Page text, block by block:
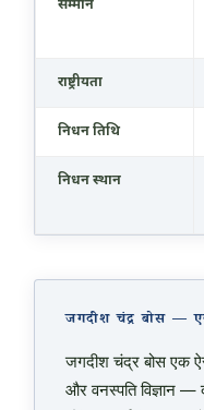
सम्मान
राष्ट्रीयता
निधन तिथि
निधन स्थान
जगदीश चंद्र बोस —
जगदीश चंद्र बोस एक ऐसे
और वनस्पति विज्ञान —